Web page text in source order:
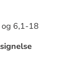
6,1-18